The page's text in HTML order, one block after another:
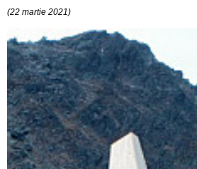
(22 martie 2021)